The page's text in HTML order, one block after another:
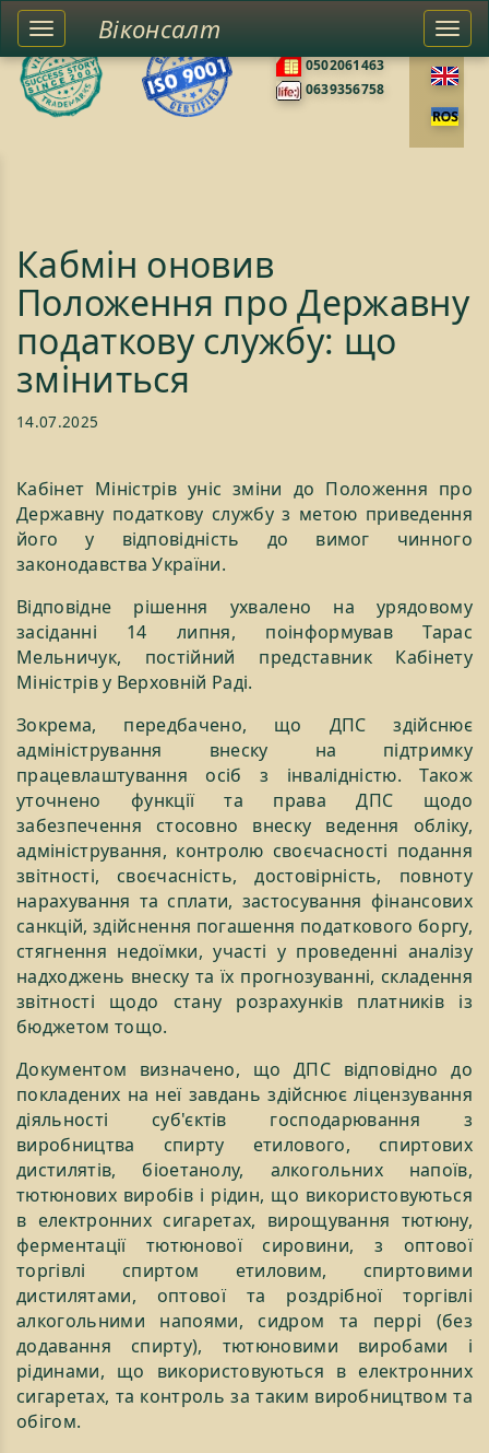
0502061463
0639356758
Toggle
left
sidebar
Віконсалт
Кабмін оновив
Положення про Державну
податкову службу: що
зміниться
14.07.2025
Кабінет Міністрів уніс зміни до Положення про
Державну податкову службу з метою приведення
його у відповідність до вимог чинного
законодавства України.
Відповідне рішення ухвалено на урядовому
засіданні 14 липня, поінформував Тарас
Мельничук, постійний представник Кабінету
Міністрів у Верховній Раді.
Зокрема, передбачено, що ДПС здійснює
адміністрування внеску на підтримку
працевлаштування осіб з інвалідністю. Також
уточнено функції та права ДПС щодо
забезпечення стосовно внеску ведення обліку,
адміністрування, контролю своєчасності подання
звітності, своєчасність, достовірність, повноту
нарахування та сплати, застосування фінансових
санкцій, здійснення погашення податкового боргу,
стягнення недоїмки, участі у проведенні аналізу
надходжень внеску та їх прогнозуванні, складення
звітності щодо стану розрахунків платників із
бюджетом тощо.
Документом визначено, що ДПС відповідно до
покладених на неї завдань здійснює ліцензування
діяльності суб'єктів господарювання з
виробництва спирту етилового, спиртових
дистилятів, біоетанолу, алкогольних напоїв,
тютюнових виробів і рідин, що використовуються
в електронних сигаретах, вирощування тютюну,
ферментації тютюнової сировини, з оптової
торгівлі спиртом етиловим, спиртовими
дистилятами, оптової та роздрібної торгівлі
алкогольними напоями, сидром та перрі (без
додавання спирту), тютюновими виробами і
рідинами, що використовуються в електронних
сигаретах, та контроль за таким виробництвом та
обігом.